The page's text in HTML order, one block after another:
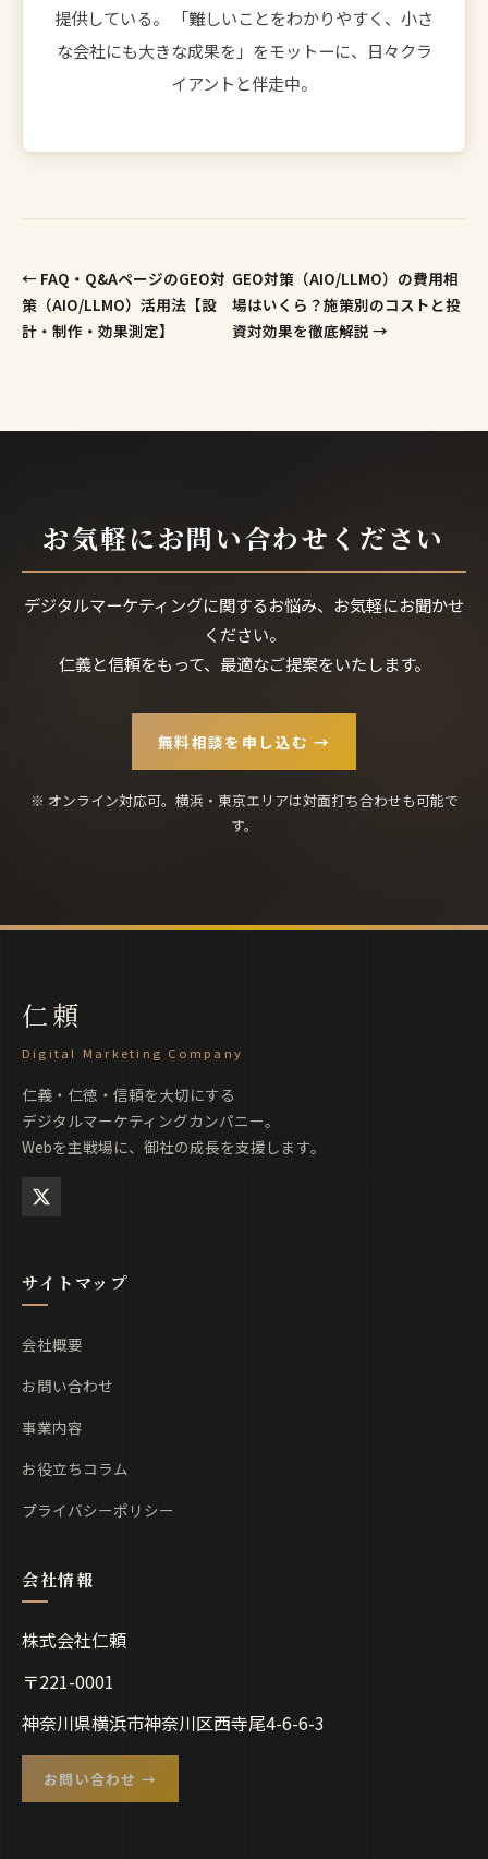
提供している。 「難しいことをわかりやすく、小さ
な会社にも大きな成果を」をモットーに、日々クラ
イアントと伴走中。
← FAQ・Q&AページのGEO対
策（AIO/LLMO）活用法【設
計・制作・効果測定】
GEO対策（AIO/LLMO）の費用相
場はいくら？施策別のコストと投
資対効果を徹底解説 →
お気軽にお問い合わせください
デジタルマーケティングに関するお悩み、お気軽にお聞かせ
ください。
仁義と信頼をもって、最適なご提案をいたします。
無料相談を申し込む →
※ オンライン対応可。横浜・東京エリアは対面打ち合わせも可能で
す。
仁頼
Digital Marketing Company
仁義・仁徳・信頼を大切にする
デジタルマーケティングカンパニー。
Webを主戦場に、御社の成長を支援します。
サイトマップ
会社概要
お問い合わせ
事業内容
お役立ちコラム
プライバシーポリシー
株式会社仁頼
〒221-0001
神奈川県横浜市神奈川区西寺尾4-6-6-3
お問い合わせ →